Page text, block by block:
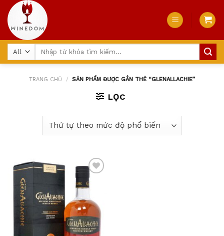
Skip
content
TRANG CHỦ / SẢN PHẨM ĐƯỢC GẮN THẺ “GLENALLACHIE”
LỌC
Add
to